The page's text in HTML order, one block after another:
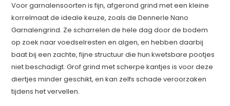
Voor garnalensoorten is fijn, afgerond grind met een kleine
korrelmaat de ideale keuze, zoals de Dennerle Nano
Garnalengrind. Ze scharrelen de hele dag door de bodem
op zoek naar voedselresten en algen, en hebben daarbij
baat bij een zachte, fijne structuur die hun kwetsbare pootjes
niet beschadigt. Grof grind met scherpe kantjes is voor deze
diertjes minder geschikt, en kan zelfs schade veroorzaken
tijdens het vervellen.